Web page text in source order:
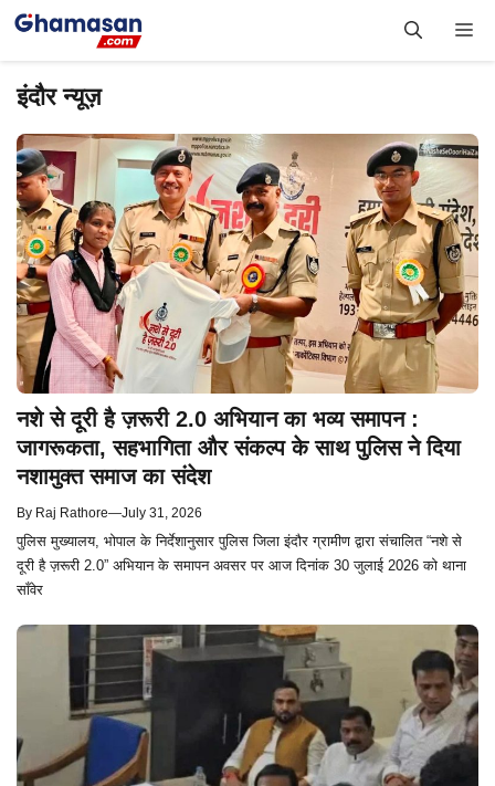
Skip
इंदौर न्यूज़
नशे से दूरी है ज़रूरी 2.0 अभियान का भव्य समापन :
जागरूकता, सहभागिता और संकल्प के साथ पुलिस ने दिया
नशामुक्त समाज का संदेश
By Raj Rathore—July 31, 2026
पुलिस मुख्यालय, भोपाल के निर्देशानुसार पुलिस जिला इंदौर ग्रामीण द्वारा संचालित “नशे से
दूरी है ज़रूरी 2.0” अभियान के समापन अवसर पर आज दिनांक 30 जुलाई 2026 को थाना
साँवेर